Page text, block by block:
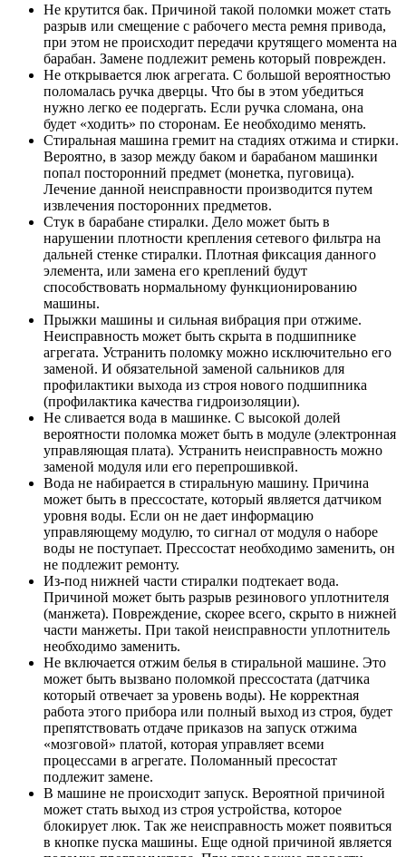
Не крутится бак. Причиной такой поломки может стать
разрыв или смещение с рабочего места ремня привода,
при этом не происходит передачи крутящего момента на
барабан. Замене подлежит ремень который поврежден.
Не открывается люк агрегата. С большой вероятностью
поломалась ручка дверцы. Что бы в этом убедиться
нужно легко ее подергать. Если ручка сломана, она
будет «ходить» по сторонам. Ее необходимо менять.
Стиральная машина гремит на стадиях отжима и стирки.
Вероятно, в зазор между баком и барабаном машинки
попал посторонний предмет (монетка, пуговица).
Лечение данной неисправности производится путем
извлечения посторонних предметов.
Стук в барабане стиралки. Дело может быть в
нарушении плотности крепления сетевого фильтра на
дальней стенке стиралки. Плотная фиксация данного
элемента, или замена его креплений будут
способствовать нормальному функционированию
машины.
Прыжки машины и сильная вибрация при отжиме.
Неисправность может быть скрыта в подшипнике
агрегата. Устранить поломку можно исключительно его
заменой. И обязательной заменой сальников для
профилактики выхода из строя нового подшипника
(профилактика качества гидроизоляции).
Не сливается вода в машинке. С высокой долей
вероятности поломка может быть в модуле (электронная
управляющая плата). Устранить неисправность можно
заменой модуля или его перепрошивкой.
Вода не набирается в стиральную машину. Причина
может быть в прессостате, который является датчиком
уровня воды. Если он не дает информацию
управляющему модулю, то сигнал от модуля о наборе
воды не поступает. Прессостат необходимо заменить, он
не подлежит ремонту.
Из-под нижней части стиралки подтекает вода.
Причиной может быть разрыв резинового уплотнителя
(манжета). Повреждение, скорее всего, скрыто в нижней
части манжеты. При такой неисправности уплотнитель
необходимо заменить.
Не включается отжим белья в стиральной машине. Это
может быть вызвано поломкой прессостата (датчика
который отвечает за уровень воды). Не корректная
работа этого прибора или полный выход из строя, будет
препятствовать отдаче приказов на запуск отжима
«мозговой» платой, которая управляет всеми
процессами в агрегате. Поломанный пресостат
подлежит замене.
В машине не происходит запуск. Вероятной причиной
может стать выход из строя устройства, которое
блокирует люк. Так же неисправность может появиться
в кнопке пуска машины. Еще одной причиной является